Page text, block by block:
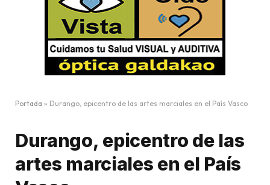
Portada » Durango, epicentro de las artes marciales en el País Vasco
Durango, epicentro de las
artes marciales en el País